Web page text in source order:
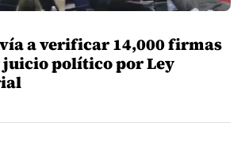
a verificar 14,000 firmas
político por Ley